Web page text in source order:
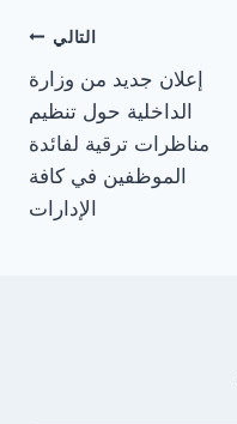
التالي
إعلان جديد من وزارة
الداخلية حول تنظيم
مناظرات ترقية لفائدة
الموظفين في كافة
الإدارات